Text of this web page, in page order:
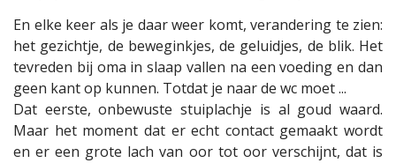
En elke keer als je daar weer komt, verandering te zien:
het gezichtje, de beweginkjes, de geluidjes, de blik. Het
tevreden bij oma in slaap vallen na een voeding en dan
geen kant op kunnen. Totdat je naar de wc moet ...
Dat eerste, onbewuste stuiplachje is al goud waard.
Maar het moment dat er echt contact gemaakt wordt
en er een grote lach van oor tot oor verschijnt, dat is